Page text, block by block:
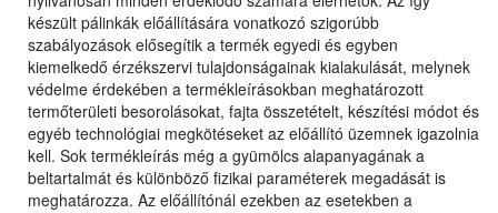
készült pálinkák előállítására vonatkozó szigorúbb
szabályozások elősegítik a termék egyedi és egyben
kiemelkedő érzékszervi tulajdonságainak kialakulását, melynek
védelme érdekében a termékleírásokban meghatározott
termőterületi besorolásokat, fajta összetételt, készítési módot és
egyéb technológiai megkötéseket az előállító üzemnek igazolnia
kell. Sok termékleírás még a gyümölcs alapanyagának a
beltartalmát és különböző fizikai paraméterek megadását is
meghatározza. Az előállítónál ezekben az esetekben a